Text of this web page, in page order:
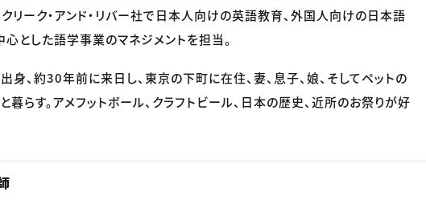
リーク・アンド・リバー社で日本人向けの英語教育、外国人向けの日本語
とした語学事業のマネジメントを担当。
身、約30年前に来日し、東京の下町に在住、妻、息子、娘、そしてペットの
暮らす。アメフットボール、クラフトビール、日本の歴史、近所のお祭りが好